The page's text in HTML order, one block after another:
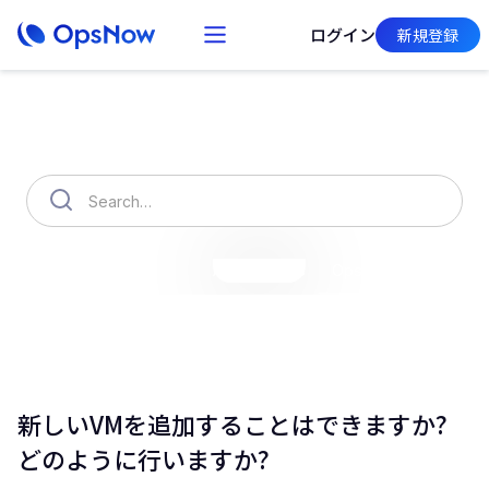
ログイン 新規登録
新しいVMを追加することはできますか?
どのように行いますか?